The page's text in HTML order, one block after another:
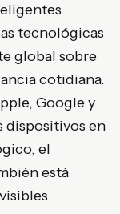
tecnológicas
global sobre
cotidiana.
, Googley
dispositivos en
el
está